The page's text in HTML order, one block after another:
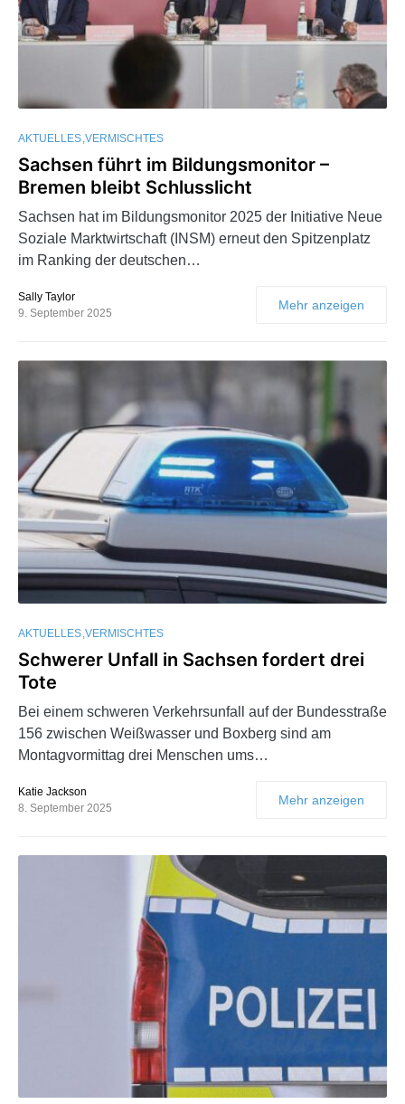
AKTUELLES VERMISCHTES
Sachsen führt im Bildungsmonitor –
Bremen bleibt Schlusslicht
Sachsen hat im Bildungsmonitor 2025 der Initiative Neue
Soziale Marktwirtschaft (INSM) erneut den Spitzenplatz
im Ranking der deutschen…
Sally Taylor
9. September 2025
Mehr anzeigen
AKTUELLES VERMISCHTES
Schwerer Unfall in Sachsen fordert drei
Tote
Bei einem schweren Verkehrsunfall auf der Bundesstraße
156 zwischen Weißwasser und Boxberg sind am
Montagvormittag drei Menschen ums…
Katie Jackson
8. September 2025
Mehr anzeigen